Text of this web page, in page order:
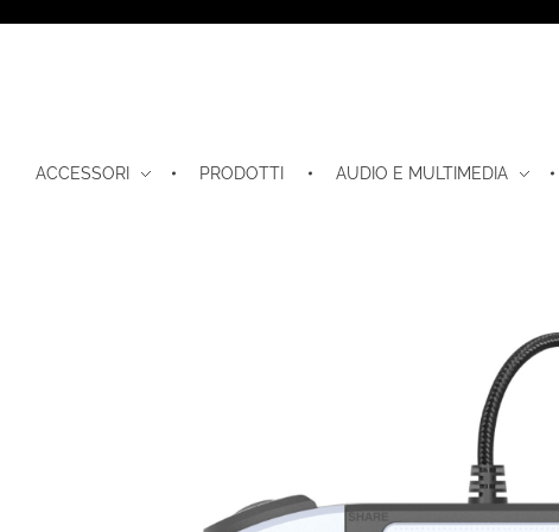
ACCESSORI PRODOTTI AUDIO E MULTIMEDIA